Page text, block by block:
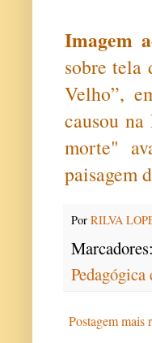
Imagem
sobre tela
Velho”,
causou
morte"
paisagem
Por RILVA
Marcadores:
Postagem mais